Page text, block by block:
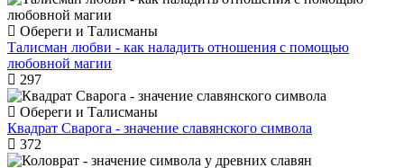
Обереги и Талисманы
Талисман любви - как наладить отношения с помощью
любовной магии
297
Обереги и Талисманы
Квадрат Сварога - значение славянского символа
372